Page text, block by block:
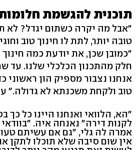
תוכנית להגשמת
"אבל מה יקרה כשתום יגדל? לא
טובה יותר, לתת לו חינוך טוב
"כמובן שכן, את יודעת כמה חינוך
חלק מהתכנון הכלכלי שלנו. עד
אנחנו נצבור מספיק הון ראשוני
טוב ולקחת משכנתא לא גדולה."
"הא, הלוואי ואנחנו היינו כל כך
לקנות דירה" נאנחה איה.
אמרה לה גלי, "גם אם עשיתם
אין שום סיבה שלא תוכלו לתקן